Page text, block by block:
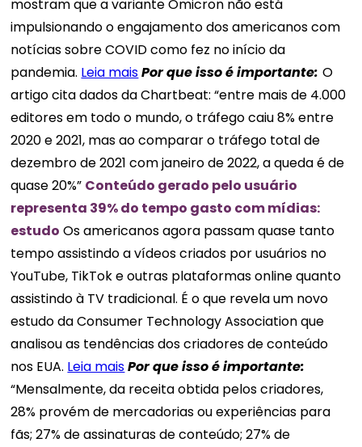
mostram que a variante Ômicron não está
impulsionando o engajamento dos americanos com
notícias sobre COVID como fez no início da
pandemia. Leia maisPor que isso é importante: O
artigo cita dados da Chartbeat: “entre mais de 4.000
editores em todo o mundo, o tráfego caiu 8% entre
2020 e 2021, mas ao comparar o tráfego total de
dezembro de 2021 com janeiro de 2022, a queda é de
quase 20%” Conteúdo gerado pelo usuário
representa 39% do tempo gasto com mídias:
estudo Os americanos agora passam quase tanto
tempo assistindo a vídeos criados por usuários no
YouTube, TikTok e outras plataformas online quanto
assistindo à TV tradicional. É o que revela um novo
estudo da Consumer Technology Association que
analisou as tendências dos criadores de conteúdo
nos EUA. Leia maisPor que isso é importante:
“Mensalmente, da receita obtida pelos criadores,
28% provém de mercadorias ou experiências para
fãs; 27% de assinaturas de conteúdo; 27% de